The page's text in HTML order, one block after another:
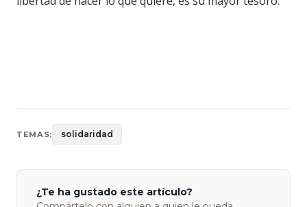
TEMAS: solidaridad
¿Te ha gustado este artículo?